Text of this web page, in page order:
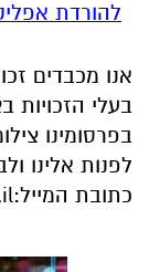
בפרסומינו
כתובת המייל: